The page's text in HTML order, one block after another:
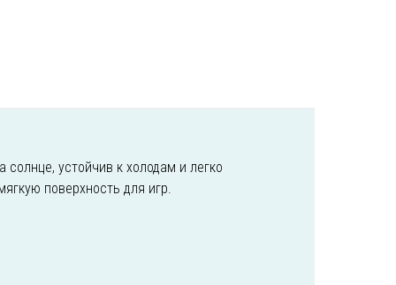
солнце, устойчив к холодам и легко
поверхность для игр.